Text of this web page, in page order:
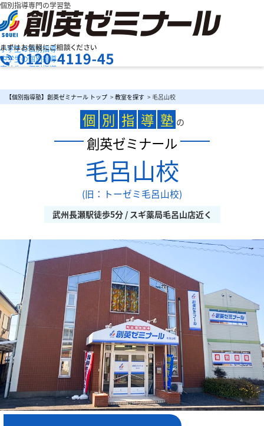
個別指導専門の学習塾
資料請求
小学生の個別指導
中学生の個別指導
高校生の個別指導
授業料を知りたい
教室検索
お電話でのお問い合わせはこちら
［月～金］10:00～22:00 / ［土日］10:00～19:00
【個別指導塾】創英ゼミナール トップ > 教室を探す > 毛呂山校
個 別 指 導 塾 の
創英ゼミナール
毛呂山校
(旧：トーゼミ毛呂山校)
武州長瀬駅徒歩5分 / スギ薬局毛呂山店近く